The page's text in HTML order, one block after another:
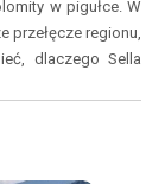
w pigułce. W
przełęcze regionu,
dlaczego Sella